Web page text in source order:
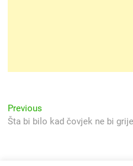
Navigacija
objava
Previous
post:
Šta bi bilo kad čovjek ne bi